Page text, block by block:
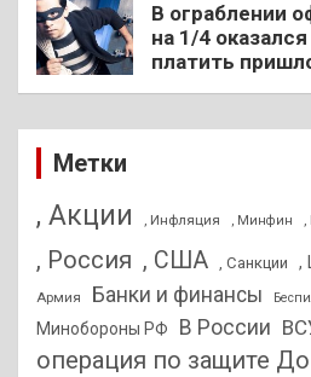
В ограблении
на 1/4
платить
Метки
, Акции , Инфляция , Минфин ,
, Россия , США , Санкции ,
Армия Банки и финансы
Минобороны РФ
В России
операция по защите